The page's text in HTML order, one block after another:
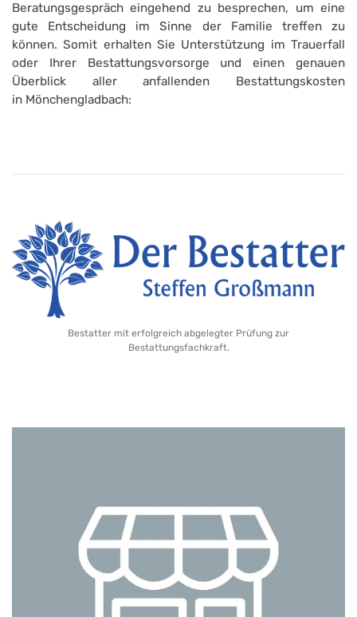
Beratungsgespräch eingehend zu besprechen, um eine
gute Entscheidung im Sinne der Familie treffen zu
können. Somit erhalten Sie Unterstützung im Trauerfall
oder Ihrer Bestattungsvorsorge und einen genauen
Überblick aller anfallenden Bestattungskosten
in Mönchengladbach:
Bestatter mit erfolgreich abgelegter Prüfung zur
Bestattungsfachkraft.